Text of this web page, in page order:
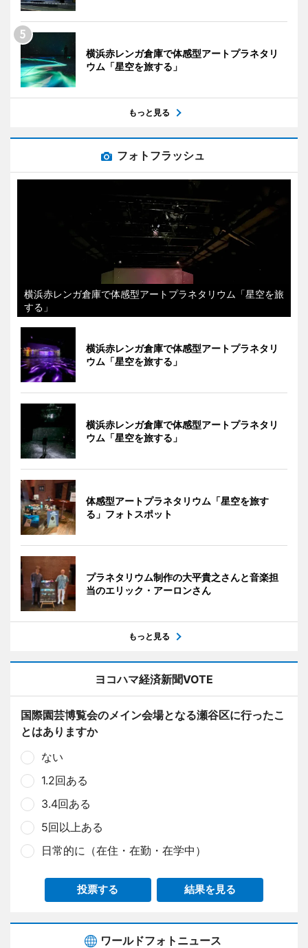
横浜赤レンガ倉庫で体感型アートプラネタリ
ウム「星空を旅する」
もっと見る
フォトフラッシュ
横浜赤レンガ倉庫で体感型アートプラネタリウム「星空を旅
する」
横浜赤レンガ倉庫で体感型アートプラネタリ
ウム「星空を旅する」
横浜赤レンガ倉庫で体感型アートプラネタリ
ウム「星空を旅する」
体感型アートプラネタリウム「星空を旅す
る」フォトスポット
プラネタリウム制作の大平貴之さんと音楽担
当のエリック・アーロンさん
もっと見る
ヨコハマ経済新聞VOTE
国際園芸博覧会のメイン会場となる瀬谷区に行ったこ
とはありますか
ない
1.2回ある
3.4回ある
5回以上ある
日常的に（在住・在勤・在学中）
投票する 結果を見る
ワールドフォトニュース